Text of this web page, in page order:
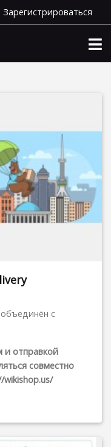
Зарегистрироваться
с
и отправкой
совместно